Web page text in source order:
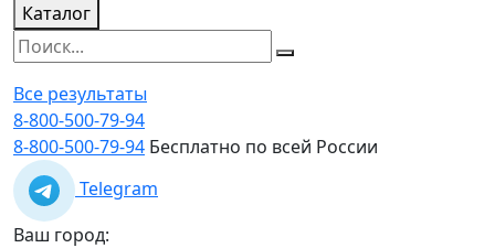
Каталог
Все результаты
8-800-500-79-94
8-800-500-79-94 Бесплатно по всей России
Telegram
Ваш город: